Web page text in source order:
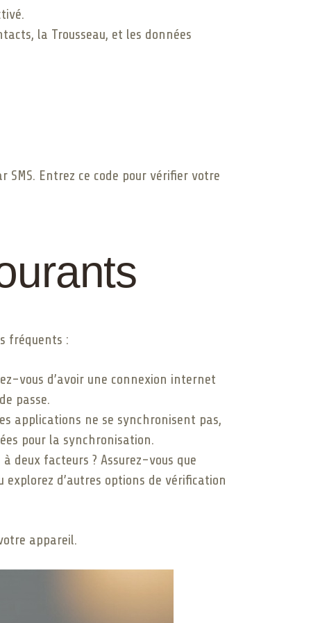
la Trousseau, et les données
Entrez ce code pour vérifier votre
fréquents :
vous d’avoir une connexion internet
passe.
applications ne se synchronisent pas,
pour la synchronisation.
deux facteurs ? Assurez-vous que
d’autres options de vérification
appareil.